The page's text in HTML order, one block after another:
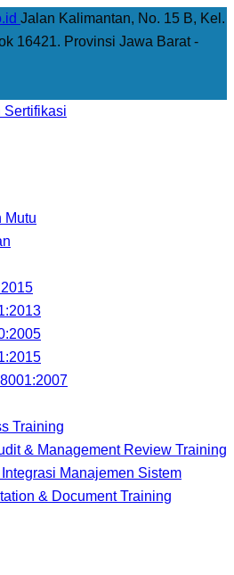
Jalan Kalimantan, No. 15 B, Kel.
16421. Provinsi Jawa Barat -
Mutu
Training
& Management Review Training
Manajemen Sistem
& Document Training